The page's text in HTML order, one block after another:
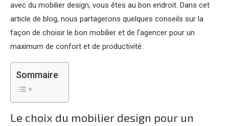
avec du mobilier design, vous êtes au bon endroit. Dans cet
article de blog, nous partagerons quelques conseils sur la
façon de choisir le bon mobilier et de l’agencer pour un
maximum de confort et de productivité.
Sommaire
Le choix du mobilier design pour un